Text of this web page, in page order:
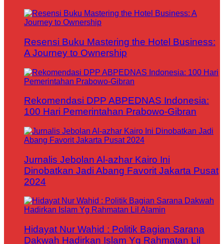
Resensi Buku Mastering the Hotel Business:
A Journey to Ownership
Rekomendasi DPP ABPEDNAS Indonesia:
100 Hari Pemerintahan Prabowo-Gibran
Jurnalis Jebolan Al-azhar Kairo Ini
Dinobatkan Jadi Abang Favorit Jakarta Pusat
2024
Hidayat Nur Wahid : Politik Bagian Sarana
Dakwah Hadirkan Islam Yg Rahmatan Lil